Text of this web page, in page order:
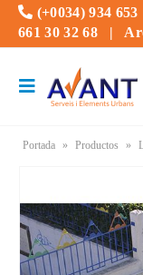
(+0034) 934
661 30 32 68 |
Portada » Productos »